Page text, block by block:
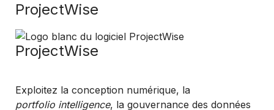
ProjectWise
ProjectWise
Exploitez la conception numérique, la
portfolio intelligence, la gouvernance des données